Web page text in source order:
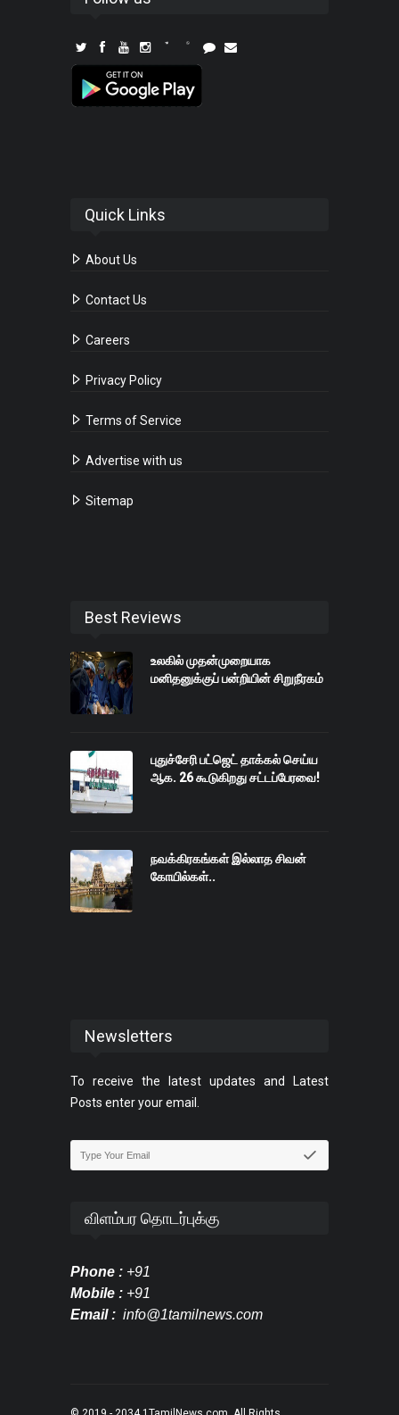
Quick Links
About Us
Contact Us
Careers
Privacy Policy
Terms of Service
Advertise with us
Sitemap
Best Reviews
உலகில் முதன்முறையாக
மனிதனுக்குப் பன்றியின் சிறுநீரகம்
புதுச்சேரி பட்ஜெட் தாக்கல் செய்ய
ஆக. 26 கூடுகிறது சட்டப்பேரவை!
நவக்கிரகங்கள் இல்லாத சிவன்
கோயில்கள்..
Newsletters
To receive the latest updates and Latest
Posts enter your email.
விளம்பர தொடர்புக்கு
Phone : +91
Mobile : +91
Email : info@1tamilnews.com